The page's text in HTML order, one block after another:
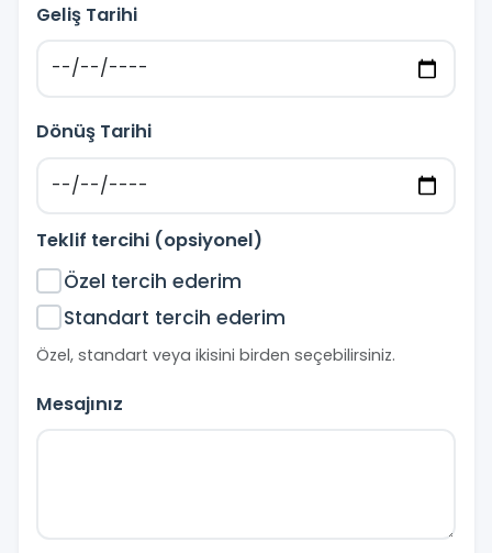
Geliş Tarihi
Dönüş Tarihi
Teklif tercihi (opsiyonel)
Özel tercih ederim
Standart tercih ederim
Özel, standart veya ikisini birden seçebilirsiniz.
Mesajınız